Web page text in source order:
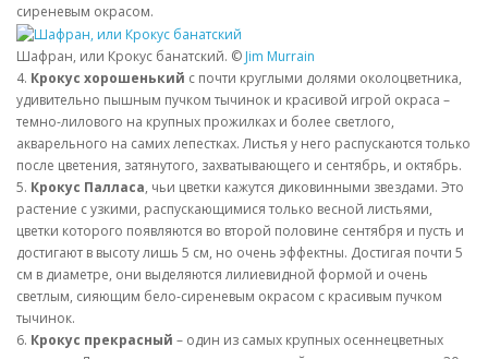
сиреневым окрасом.
Шафран, или Крокус банатский. © Jim Murrain
4. Крокус хорошенький с почти круглыми долями околоцветника,
удивительно пышным пучком тычинок и красивой игрой окраса –
темно-лилового на крупных прожилках и более светлого,
акварельного на самих лепестках. Листья у него распускаются только
после цветения, затянутого, захватывающего и сентябрь, и октябрь.
5. Крокус Палласа, чьи цветки кажутся диковинными звездами. Это
растение с узкими, распускающимися только весной листьями,
цветки которого появляются во второй половине сентября и пусть и
достигают в высоту лишь 5 см, но очень эффектны. Достигая почти 5
см в диаметре, они выделяются лилиевидной формой и очень
светлым, сияющим бело-сиреневым окрасом с красивым пучком
тычинок.
6. Крокус прекрасный – один из самых крупных осеннецветных